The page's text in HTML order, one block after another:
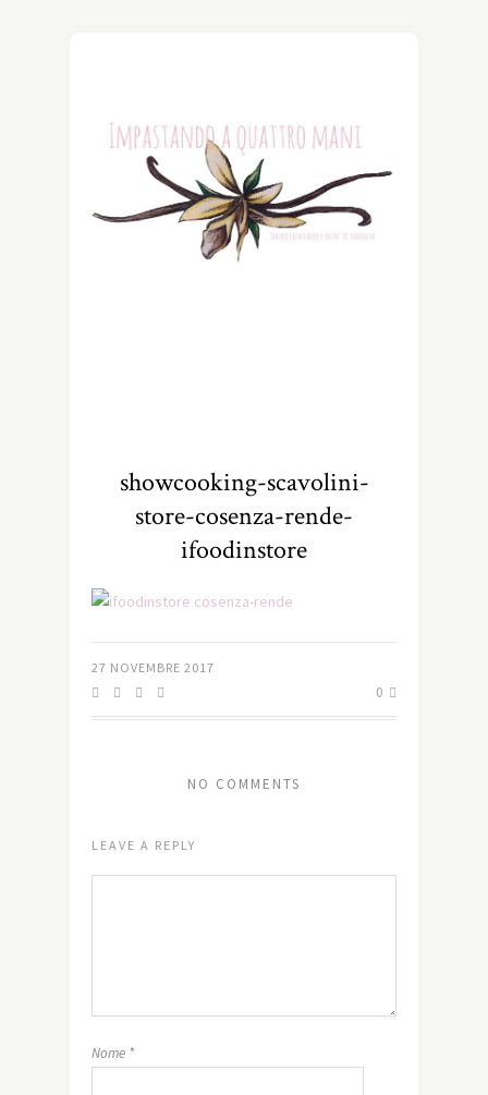
showcooking-scavolini-
store-cosenza-rende-
ifoodinstore
27 NOVEMBRE 2017
0
NO COMMENTS
LEAVE A REPLY
Nome *